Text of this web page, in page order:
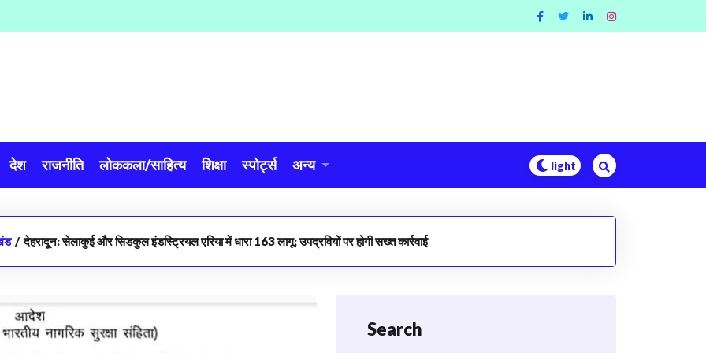
देश राजनीति लोककला/साहित्य शिक्षा स्पोर्ट्स अन्य
/ देहरादून: सेलाकुई और सिडकुल इंडस्ट्रियल एरिया में धारा 163 लागू; उपद्रवियों पर होगी सख्त कार्रवाई
Search